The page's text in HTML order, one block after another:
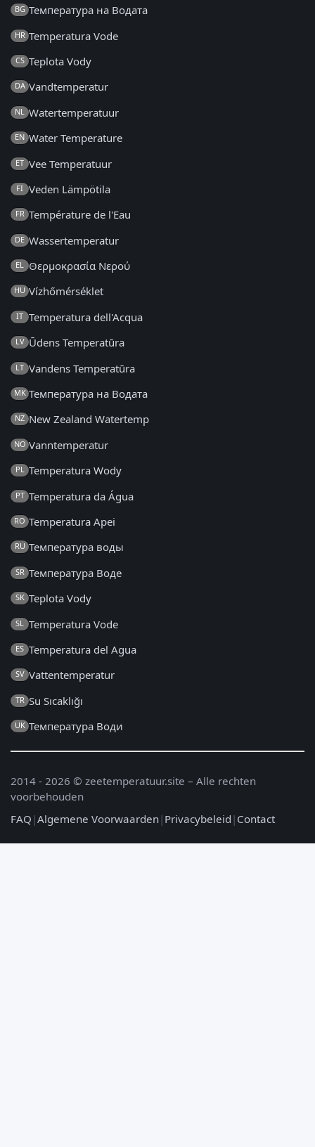
BG Температура на Водата
HR Temperatura Vode
CS Teplota Vody
DA Vandtemperatur
NL Watertemperatuur
EN Water Temperature
ET Vee Temperatuur
FI Veden Lämpötila
FR Température de l'Eau
DE Wassertemperatur
EL Θερμοκρασία Νερού
HU Vízhőmérséklet
IT Temperatura dell'Acqua
LV Ūdens Temperatūra
LT Vandens Temperatūra
MK Температура на Водата
NZ New Zealand Watertemp
NO Vanntemperatur
PL Temperatura Wody
PT Temperatura da Água
RO Temperatura Apei
RU Температура воды
SR Температура Воде
SK Teplota Vody
SL Temperatura Vode
ES Temperatura del Agua
SV Vattentemperatur
TR Su Sıcaklığı
UK Температура Води
2014 - 2026 © zeetemperatuur.site – Alle rechten
voorbehouden
FAQ |Algemene Voorwaarden| Privacybeleid | Contact